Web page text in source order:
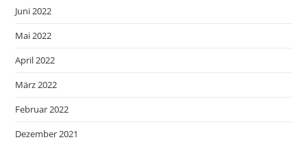
Juni 2022
Mai 2022
April 2022
März 2022
Februar 2022
Dezember 2021